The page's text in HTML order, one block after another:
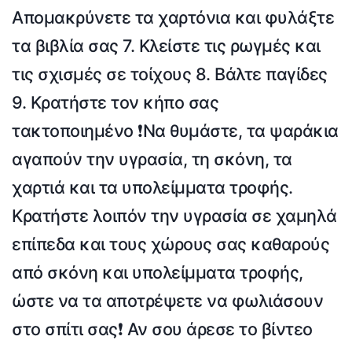
Απομακρύνετε τα χαρτόνια και φυλάξτε
τα βιβλία σας 7. Κλείστε τις ρωγμές και
τις σχισμές σε τοίχους 8. Βάλτε παγίδες
9. Κρατήστε τον κήπο σας
τακτοποιημένο ❗️Να θυμάστε, τα ψαράκια
αγαπούν την υγρασία, τη σκόνη, τα
χαρτιά και τα υπολείμματα τροφής.
Κρατήστε λοιπόν την υγρασία σε χαμηλά
επίπεδα και τους χώρους σας καθαρούς
από σκόνη και υπολείμματα τροφής,
ώστε να τα αποτρέψετε να φωλιάσουν
στο σπίτι σας❗️ Αν σου άρεσε το βίντεο